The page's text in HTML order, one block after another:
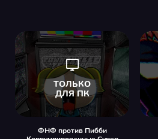
ФНФ против Пибби